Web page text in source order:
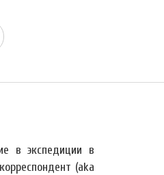
в экспедиции в
(aka